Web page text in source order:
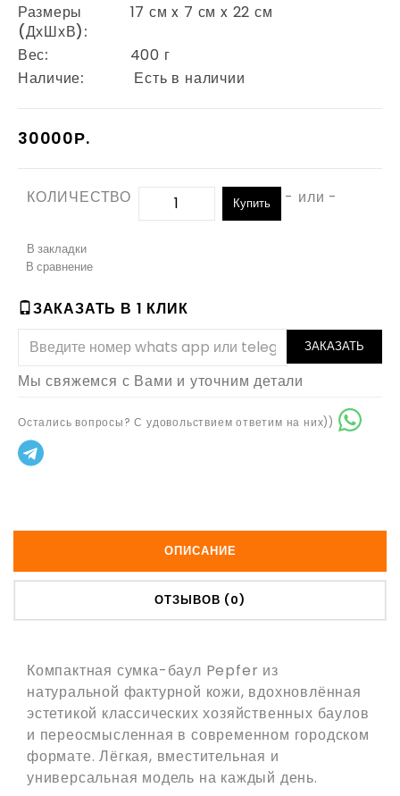
Размеры
(ДхШхВ):
17 см x 7 см x 22 см
Вес:
400 г
Наличие:
Есть в наличии
30000Р.
КОЛИЧЕСТВО Купить - или -
В закладки
В сравнение
ЗАКАЗАТЬ В 1 КЛИК
ЗАКАЗАТЬ
Мы свяжемся с Вами и уточним детали
Остались вопросы? С удовольствием ответим на них))
ОПИСАНИЕ
ОТЗЫВОВ (0)
Компактная сумка-баул Pepfer из
натуральной фактурной кожи, вдохновлённая
эстетикой классических хозяйственных баулов
и переосмысленная в современном городском
формате. Лёгкая, вместительная и
универсальная модель на каждый день.